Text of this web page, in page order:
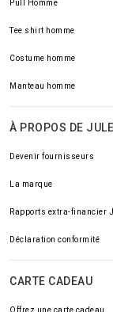
Pull Homme
Tee shirt homme
Costume homme
Manteau homme
À PROPOS DE
Devenir fournisseurs
La marque
Rapports extra-financier
Déclaration conformité
CARTE CADEAU
Offrez une carte cadeau